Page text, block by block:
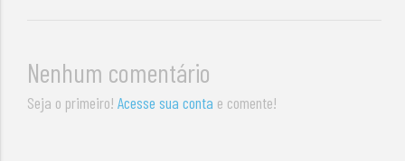
Nenhum comentário
Seja o primeiro!Acesse sua conta e comente!